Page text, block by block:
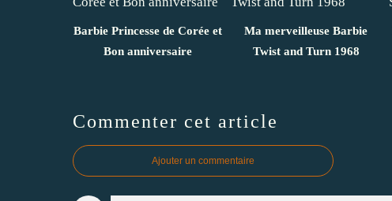
Barbie Princesse de Corée et
Bon anniversaire
Ma merveilleuse Barbie
Twist and Turn 1968
Commenter cet article
Ajouter un commentaire